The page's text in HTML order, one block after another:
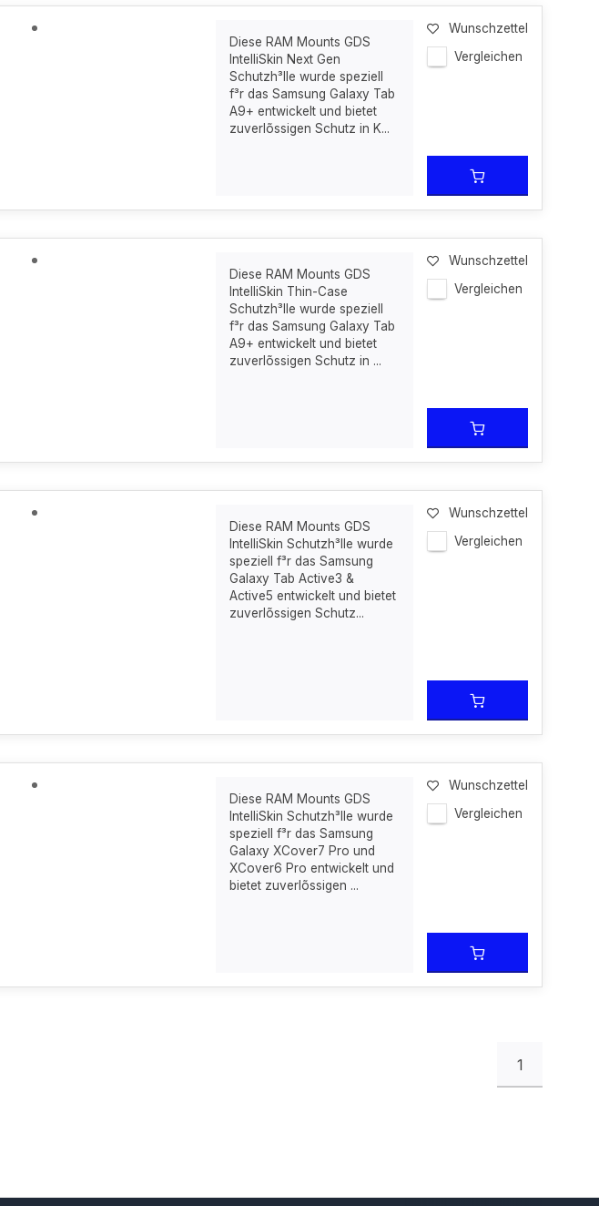
Diese RAM Mounts GDS
IntelliSkin Next Gen
Schutzh³lle wurde speziell
f³r das Samsung Galaxy Tab
A9+ entwickelt und bietet
zuverlõssigen Schutz in K...
Wunschzettel
Vergleichen
Diese RAM Mounts GDS
IntelliSkin Thin-Case
Schutzh³lle wurde speziell
f³r das Samsung Galaxy Tab
A9+ entwickelt und bietet
zuverlõssigen Schutz in ...
Wunschzettel
Vergleichen
Diese RAM Mounts GDS
IntelliSkin Schutzh³lle wurde
speziell f³r das Samsung
Galaxy Tab Active3 &
Active5 entwickelt und bietet
zuverlõssigen Schutz...
Wunschzettel
Vergleichen
Diese RAM Mounts GDS
IntelliSkin Schutzh³lle wurde
speziell f³r das Samsung
Galaxy XCover7 Pro und
XCover6 Pro entwickelt und
bietet zuverlõssigen ...
Wunschzettel
Vergleichen
1